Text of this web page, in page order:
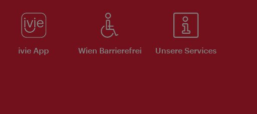
ivie App Wien Barrierefrei Unsere Services